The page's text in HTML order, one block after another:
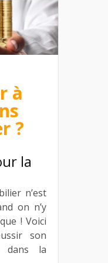
à
?
la
n’est
on n’y
! Voici
son
dans la